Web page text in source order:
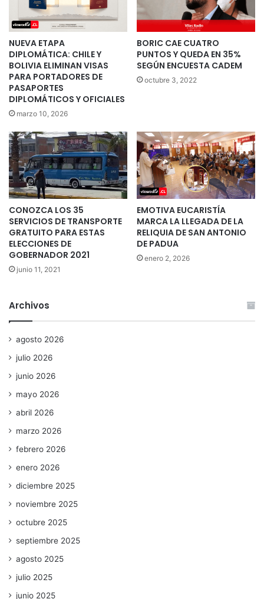
NUEVA ETAPA
DIPLOMÁTICA: CHILE Y
BOLIVIA ELIMINAN VISAS
PARA PORTADORES DE
PASAPORTES
DIPLOMÁTICOS Y OFICIALES
marzo 10, 2026
BORIC CAE CUATRO
PUNTOS Y QUEDA EN 35%
SEGÚN ENCUESTA CADEM
octubre 3, 2022
CONOZCA LOS 35
SERVICIOS DE TRANSPORTE
GRATUITO PARA ESTAS
ELECCIONES DE
GOBERNADOR 2021
junio 11, 2021
EMOTIVA EUCARISTÍA
MARCA LA LLEGADA DE LA
RELIQUIA DE SAN ANTONIO
DE PADUA
enero 2, 2026
Archivos
agosto 2026
julio 2026
junio 2026
mayo 2026
abril 2026
marzo 2026
febrero 2026
enero 2026
diciembre 2025
noviembre 2025
octubre 2025
septiembre 2025
agosto 2025
julio 2025
junio 2025